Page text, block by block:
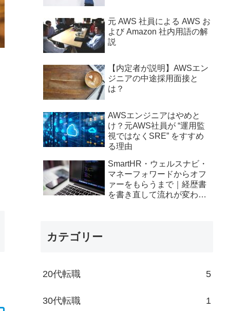
元 AWS 社員による AWS お
よび Amazon 社内用語の解
説
【内定者が説明】AWSエン
ジニアの中途採用面接と
は？
AWSエンジニアはやめと
け？元AWS社員が “運用監
視ではなくSRE” をすすめ
る理由
SmartHR・ウェルスナビ・
マネーフォワードからオフ
ァーをもらうまで｜経歴書
を書き直して流れが変わっ
カテゴリー
20代転職 5
30代転職 1